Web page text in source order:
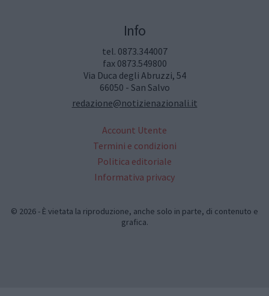
Info
tel. 0873.344007
fax 0873.549800
Via Duca degli Abruzzi, 54
66050 - San Salvo
redazione@notizienazionali.it
Account Utente
Termini e condizioni
Politica editoriale
Informativa privacy
© 2026 - È vietata la riproduzione, anche solo in parte, di contenuto e
grafica.